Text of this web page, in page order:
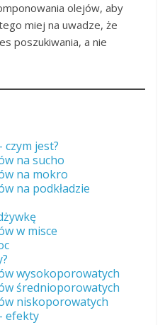
olejów, aby
miej na uwadze, że
poszukiwania, a nie
czym jest?
na sucho
na mokro
na podkładzie
w misce
wysokoporowatych
średnioporowatych
niskoporowatych
efekty